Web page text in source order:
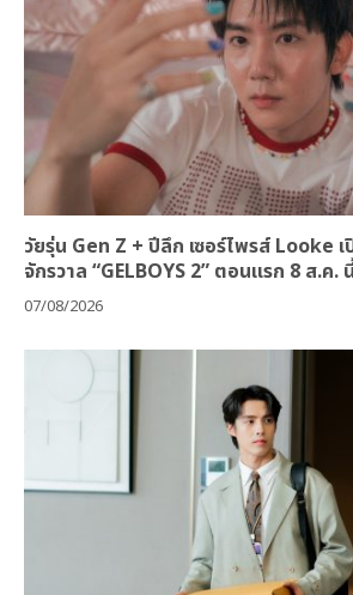
วัยรุ่น Gen Z + ปีลึก เซอร์ไพรส์ Looke เ
จักรวาล “GELBOYS 2” ตอนแรก 8 ส.ค.
07/08/2026